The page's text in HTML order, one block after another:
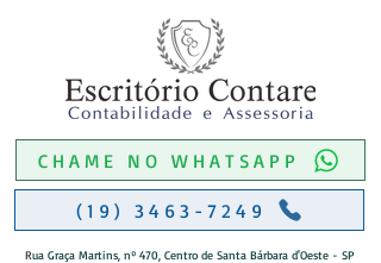
CHAME NO WHATSAPP
(19) 3463-7249
Rua Graça Martins, nº 470, Centro de Santa Bárbara d'Oeste - SP